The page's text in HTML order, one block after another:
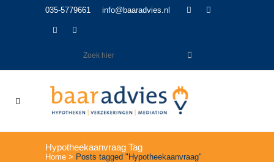
035-5779661 info@baaradvies.nl
Hypotheekaanvraag Tag
Home > Posts tagged "Hypotheekaanvraag"